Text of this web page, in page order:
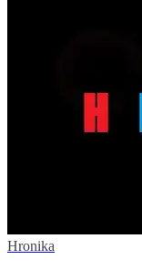
Hronika